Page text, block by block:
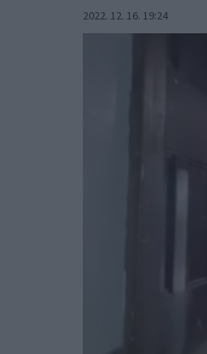
2022. 12. 16. 19:24